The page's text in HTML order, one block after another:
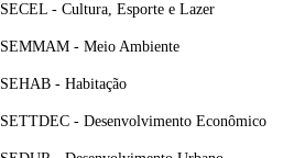
SECEL - Cultura, Esporte e Lazer
SEMMAM - Meio Ambiente
SEHAB - Habitação
SETTDEC - Desenvolvimento Econômico